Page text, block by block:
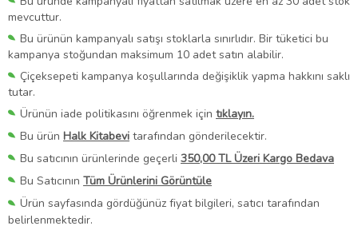
mevcuttur.
Bu ürünün kampanyalı satışı stoklarla sınırlıdır. Bir tüketici bu
kampanya stoğundan maksimum 10 adet satın alabilir.
Çiçeksepeti kampanya koşullarında değişiklik yapma hakkını saklı
tutar.
Ürünün iade politikasını öğrenmek için tıklayın.
Bu ürün Halk Kitabevi tarafından gönderilecektir.
Bu satıcının ürünlerinde geçerli 350,00 TL Üzeri Kargo Bedava
Bu Satıcının Tüm Ürünlerini Görüntüle
Ürün sayfasında gördüğünüz fiyat bilgileri, satıcı tarafından
belirlenmektedir.